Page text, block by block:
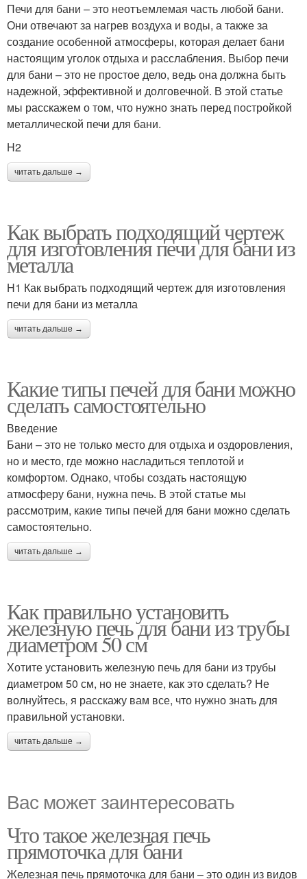
Печи для бани – это неотъемлемая часть любой бани.
Они отвечают за нагрев воздуха и воды, а также за
создание особенной атмосферы, которая делает бани
настоящим уголок отдыха и расслабления. Выбор печи
для бани – это не простое дело, ведь она должна быть
надежной, эффективной и долговечной. В этой статье
мы расскажем о том, что нужно знать перед постройкой
металлической печи для бани.
H2
читать дальше →
Как выбрать подходящий чертеж
для изготовления печи для бани из
металла
H1 Как выбрать подходящий чертеж для изготовления
печи для бани из металла
читать дальше →
Какие типы печей для бани можно
сделать самостоятельно
Введение
Бани – это не только место для отдыха и оздоровления,
но и место, где можно насладиться теплотой и
комфортом. Однако, чтобы создать настоящую
атмосферу бани, нужна печь. В этой статье мы
рассмотрим, какие типы печей для бани можно сделать
самостоятельно.
читать дальше →
Как правильно установить
железную печь для бани из трубы
диаметром 50 см
Хотите установить железную печь для бани из трубы
диаметром 50 см, но не знаете, как это сделать? Не
волнуйтесь, я расскажу вам все, что нужно знать для
правильной установки.
читать дальше →
Вас может заинтересовать
Что такое железная печь
прямоточка для бани
Железная печь прямоточка для бани – это один из видов